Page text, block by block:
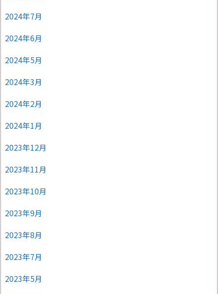
2024年7月
2024年6月
2024年5月
2024年3月
2024年2月
2024年1月
2023年12月
2023年11月
2023年10月
2023年9月
2023年8月
2023年7月
2023年5月